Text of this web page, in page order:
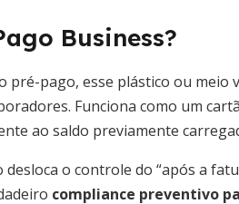
Business?
pré-pago, esse plástico ou meio
Funciona como um
ao saldo previamente
o controle do “após a
compliance preventivo